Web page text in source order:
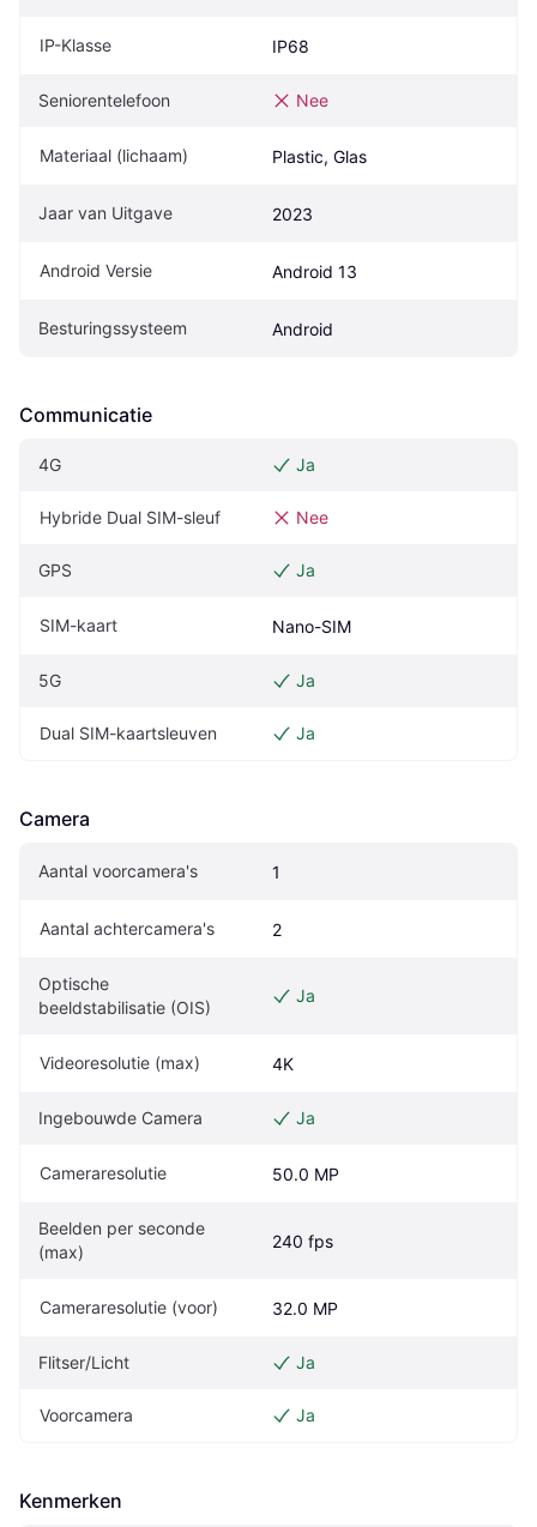
IP-Klasse IP68
Seniorentelefoon Nee
Materiaal (lichaam) Plastic, Glas
Jaar van Uitgave 2023
Android Versie Android 13
Besturingssysteem Android
Communicatie
4G Ja
Hybride Dual SIM-sleuf Nee
GPS Ja
SIM-kaart Nano-SIM
5G Ja
Dual SIM-kaartsleuven Ja
Camera
Aantal voorcamera's 1
Aantal achtercamera's 2
Optische
beeldstabilisatie (OIS)
Ja
Videoresolutie (max) 4K
Ingebouwde Camera Ja
Cameraresolutie 50.0 MP
Beelden per seconde
(max)
240 fps
Cameraresolutie (voor) 32.0 MP
Flitser/Licht Ja
Voorcamera Ja
Kenmerken